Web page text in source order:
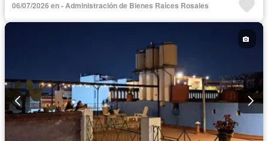
06/07/2026 en - Administración de Bienes Raíces Rosales